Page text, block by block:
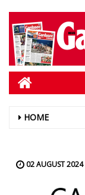
HOME
02 AUGUST 2024